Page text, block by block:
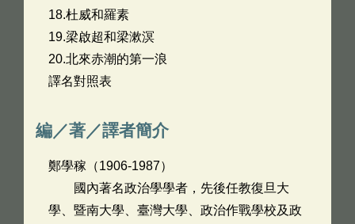
18.杜威和羅素
19.梁啟超和梁漱溟
20.北來赤潮的第一浪
譯名對照表
編／著／譯者簡介
鄭學稼（1906-1987）
國內著名政治學學者，先後任教復旦大
學、暨南大學、臺灣大學、政治作戰學校及政